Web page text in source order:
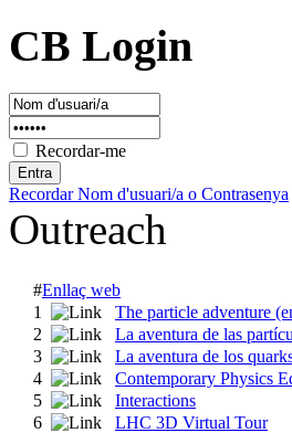
CB Login
Recordar-me
Recordar Nom d'usuari/a o Contrasenya
Outreach
#Enllaç web
1
The particle adventure
2
La aventura de las
3
La aventura de los
4
Contemporary Physics
5
Interactions
6
LHC 3D Virtual Tour